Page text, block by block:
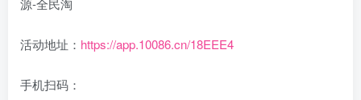
活动地址： https://app.10086.cn/18EEE4
手机扫码：